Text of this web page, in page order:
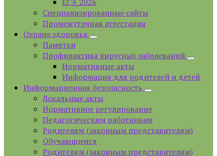
Специализированные сайты
Промежуточная аттестация
Охрана здоровья
Памятки
Профилактика вирусных заболеваний
Нормативные акты
Информация для родителей и детей
Информационная безопасность
Локальные акты
Нормативное регулирование
Педагогическим работникам
Родителям (законным представителям)
Обучающимся
Родителям (законным представителям)